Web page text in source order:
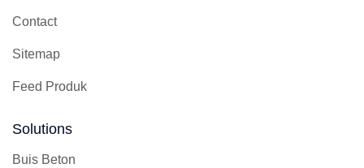
Contact
Sitemap
Feed Produk
Solutions
Buis Beton